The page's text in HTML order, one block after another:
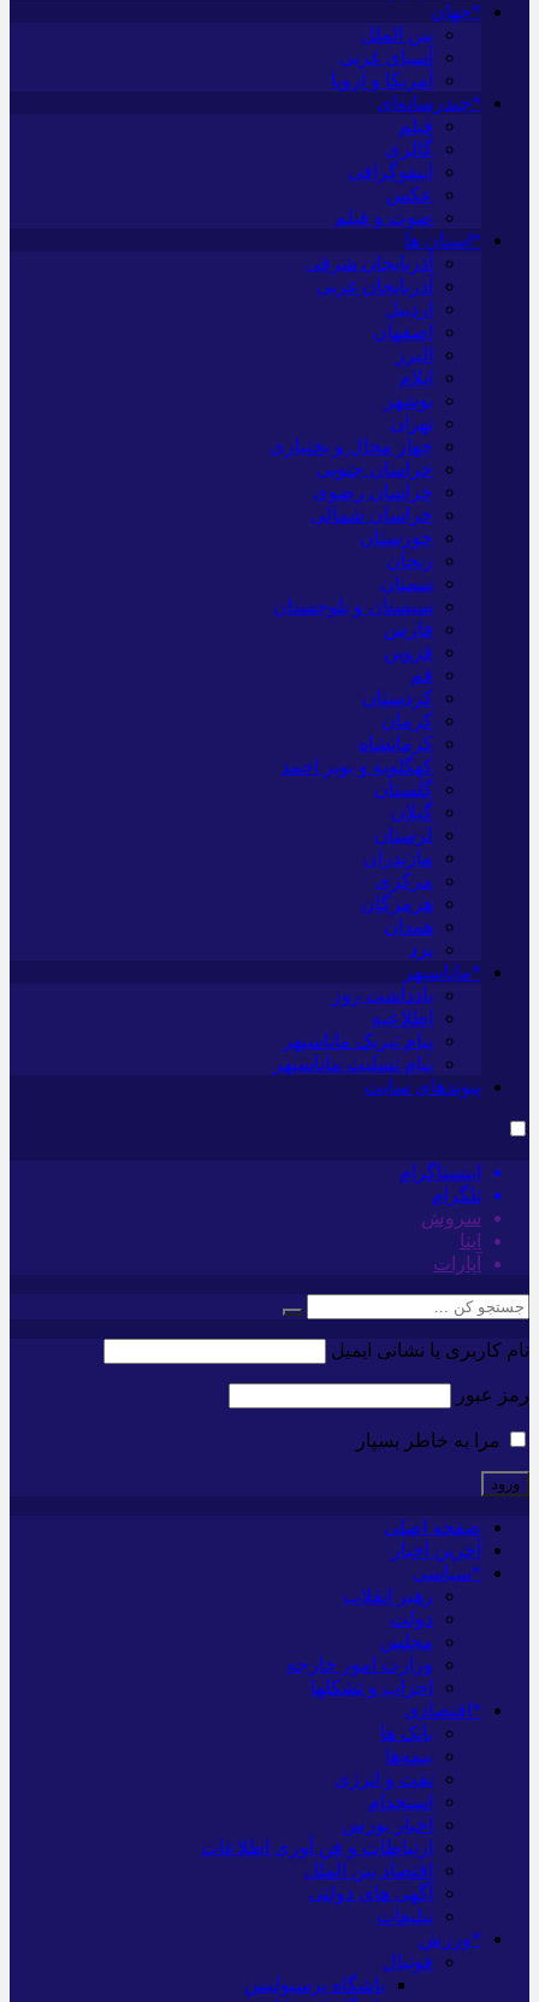
*جهان
بین الملل
آسیای غربی
آمریکا و اروپا
*چندرسانه‌ای
فیلم
گالری
اینفوگرافی
عکس
صوت و فیلم
*استان ها
آذربایجان شرقی
آذربایجان غربی
اردبیل
اصفهان
البرز
ایلام
بوشهر
تهران
چهار محال و بختیاری
خراسان جنوبی
خراسان رضوی
خراسان شمالی
خوزستان
زنجان
سمنان
سیستان و بلوچستان
فارس
قزوین
قم
کردستان
کرمان
کرمانشاه
کهگلویه و بویر احمد
گلستان
گیلان
لرستان
مازندران
مرکزی
هرمزگان
همدان
یزد
*ماناسپهر
یادداشت روز
اطلاعیه
پیام تبریک ماناسپهر
پیام تسلیت ماناسپهر
پیوندهای سایت
اینستاگرام
تلگرام
سروش
ایتا
آپارات
نام کاربری یا نشانی ایمیل
رمز عبور
مرا به خاطر بسپار
صفحه اصلی
آخرین اخبار
*سیاسی
رهبر انقلاب
دولت
مجلس
وزارت امور خارجه
احزاب و تشکلها
*اقتصادی
بانک ها
بیمه‌ها
نفت و انرژی
استخدام
اخبار بورس
ارتباطات و فن آوری اطلاعات
اقتصاد بین الملل
آگهی های دولتی
تبلیغات
*ورزش
فوتبال
باشگاه پرسپولیس